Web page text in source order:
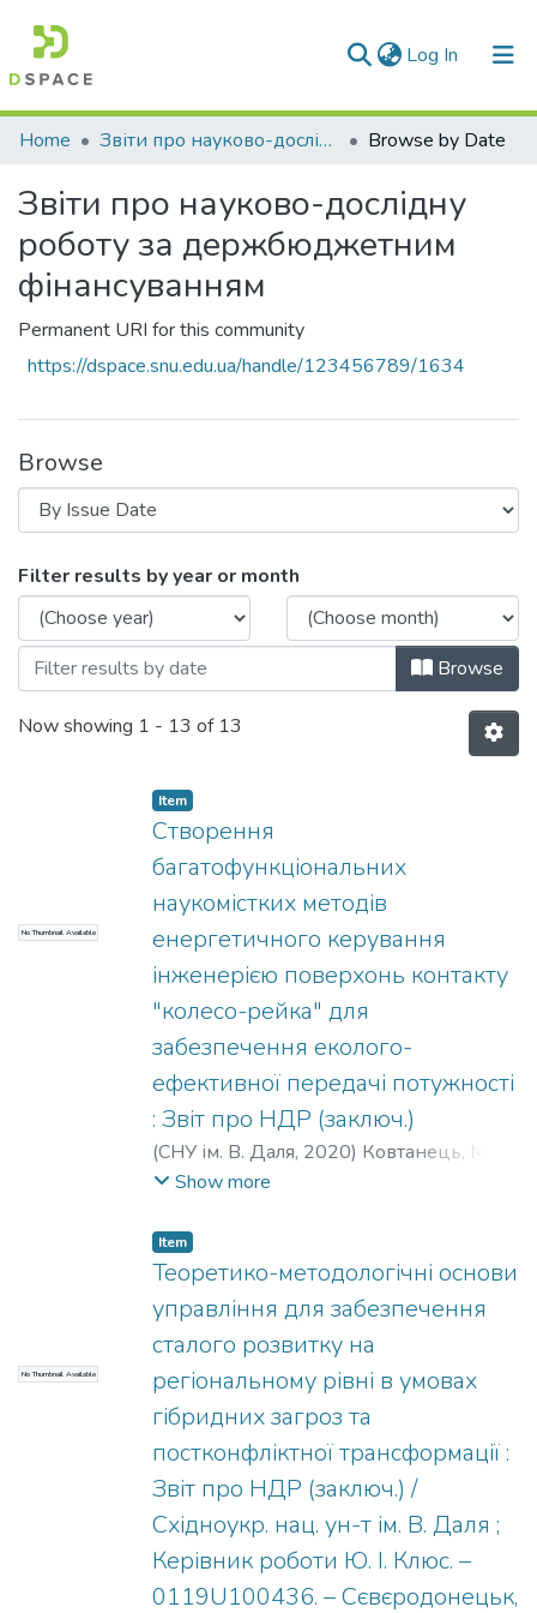
Log In (current)
Communities & Collections
Home Звіти про науково-дослідну роботу за держбюджетним фінансуванням Browse by Date
Звіти про науково-дослідну
роботу за держбюджетним
фінансуванням
Permanent URI for this community
https://dspace.snu.edu.ua/handle/123456789/1634
Browse
Browsing Звіти про науково-
Filter results by year or month
Browse
Now showing 1 - 13 of 13
No Thumbnail Available
Item
Створення
багатофункціональних
наукомістких методів
енергетичного керування
інженерією поверхонь контакту
"колесо-рейка" для
забезпечення еколого-
ефективної передачі потужності
: Звіт про НДР (заключ.)
(СНУ ім. В. Даля, 2020) Ковтанець, М. В.
Горбунов, М. І.
І.;Нєженцев, О. Б.
Кравченко, К. О.;Костюкевич, О. І.;
Кічкіна, О. І.
Кузьменко, С. В.
О. В. ;Михайлов, Є. В.;Бєлоусова, Л. І.
Морнева, М. О.;Серєбряк, К. І.
Р. Ю.;Воронцов, Б. С.;Ноженко, В. С.
Просвiрова, О. В.;Кара, С. В.
Кічкін, О. В. Фомiна, А. М. ;
Ковтанець,
Т. М.; Сова, С. С.; Фомiн, В. В.;Коваленко,
В. В. Бурлуцький, О. В.;Коротенко, Б.
М.;Бiловол, Є. О.;Лисенко, Ю. В.
Show more
No Thumbnail Available
Item
Теоретико-методологічні основи
управління для забезпечення
сталого розвитку на
регіональному рівні в умовах
гібридних загроз та
постконфліктної трансформації :
Звіт про НДР (заключ.) /
Східноукр. нац. ун-т ім. В. Даля ;
Керівник роботи Ю. І. Клюс. –
0119U100436. – Сєвєродонецьк,